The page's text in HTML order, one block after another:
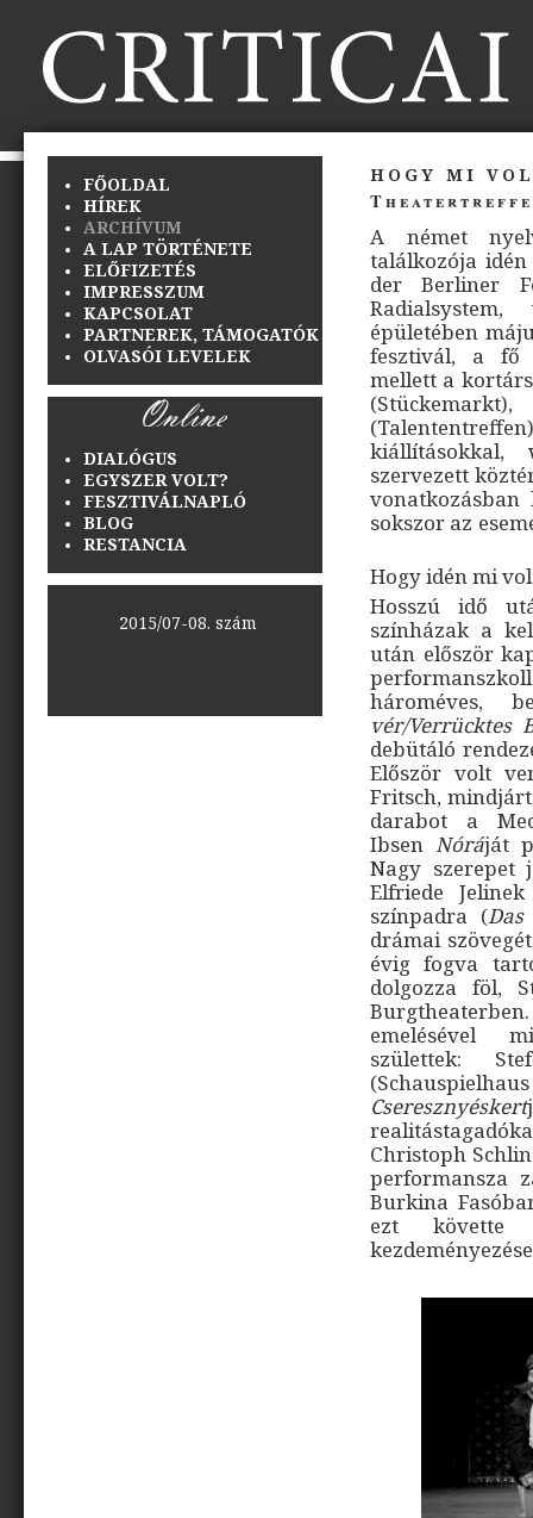
FŐOLDAL
HÍREK
ARCHÍVUM
A LAP TÖRTÉNETE
ELŐFIZETÉS
IMPRESSZUM
KAPCSOLAT
PARTNEREK, TÁMOGATÓK
OLVASÓI LEVELEK
DIALÓGUS
EGYSZER VOLT?
FESZTIVÁLNAPLÓ
BLOG
RESTANCIA
2015/07-08. szám>>
hogy mi
A német
találkozója
der Berliner
épületében
fesztivál, a fő
mellett a
kiállításokkal,
szervezett
vonatkozásban
sokszor az
Hogy idén mi
Hosszú idő
színházak a
után először
hároméves,
vér/Verrücktes
debütáló
Először volt
Fritsch,
darabot a
Ibsen Nóráját
Nagy szerepet
Elfriede
színpadra (
drámai
évig fogva
dolgozza föl,
emelésével
születtek:
Cseresznyéskert
Christoph
performansza
Burkina
ezt